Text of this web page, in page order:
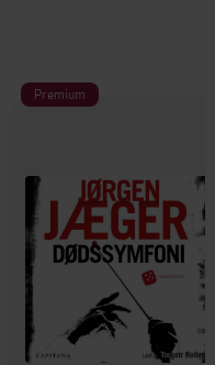
Premium